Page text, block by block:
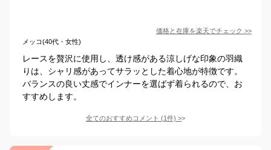
価格と在庫を楽天でチェック >>
メッコ(40代・女性)
レースを贅沢に使用し、透け感がある涼しげな印象の羽織
りは、シャリ感があってサラッとした着心地が特徴です。
バランスの良い丈感でインナーを選ばず着られるので、お
すすめします。
全てのおすすめコメント (1件) >